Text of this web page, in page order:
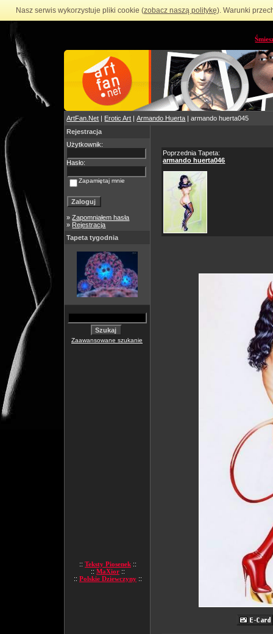
Nasz serwis wykorzystuje pliki cookie (zobacz naszą politykę). Warunki
ArtFan.Net | Erotic Art |Armando Huerta | armando huerta045
Rejestracja
Użytkownik:
Hasło:
Zapamiętaj mnie
»Zapomniałem hasła
» Rejestracja
Tapeta tygodnia
Zaawansowane szukanie
:: Teksty Piosenek ::
:: MaXior ::
:: Polskie Dziewczyny ::
Poprzednia Tapeta:
armando huerta046